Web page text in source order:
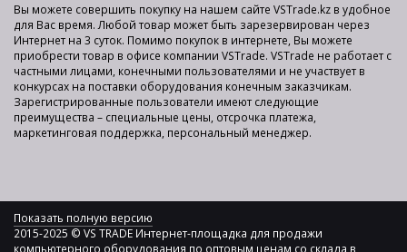
Вы можете совершить покупку на нашем сайте VSTrade.kz в удобное
для Вас время. Любой товар может быть зарезервирован через
Интернет на 3 суток. Помимо покупок в интернете, Вы можете
приобрести товар в офисе компании VSTrade. VSTrade не работает с
частными лицами, конечными пользователями и не участвует в
конкурсах на поставки оборудования конечным заказчикам.
Зарегистрированные пользователи имеют следующие
преимущества – специальные цены, отсрочка платежа,
маркетинговая поддержка, персональный менеджер.
Показать полную версию
2015-2025 © VS TRADE Интернет-площадка для продажи
компьютерного оборудования по оптовым ценам со склада в